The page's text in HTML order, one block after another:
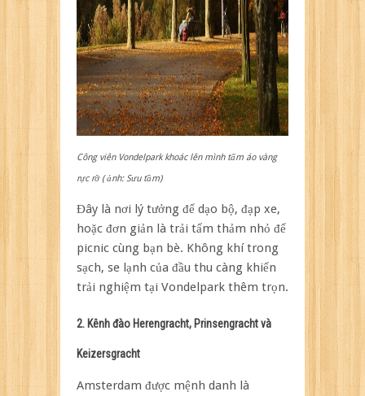
Công viên Vondelpark khoác lên mình tấm áo vàng
rực rỡ ( ảnh: Sưu tầm)
Đây là nơi lý tưởng để dạo bộ, đạp xe,
hoặc đơn giản là trải tấm thảm nhỏ để
picnic cùng bạn bè. Không khí trong
sạch, se lạnh của đầu thu càng khiến
trải nghiệm tại Vondelpark thêm trọn.
2. Kênh đào Herengracht, Prinsengracht và
Keizersgracht
Amsterdam được mệnh danh là